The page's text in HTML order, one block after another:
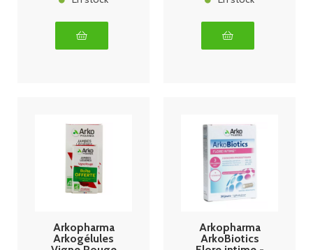
Arkopharma
Arkogélules
Arkopharma
ArkoBiotics